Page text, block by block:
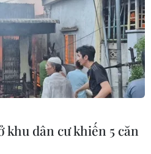
thêm
VIỆT NAM
DUẨN
khu dân cư khiến 5 căn